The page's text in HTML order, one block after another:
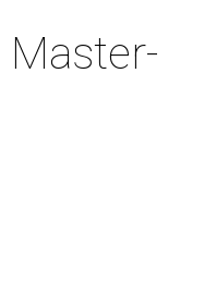
Master-